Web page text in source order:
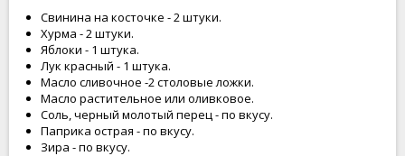
Свинина на косточке - 2 штуки.
Хурма - 2 штуки.
Яблоки - 1 штука.
Лук красный - 1 штука.
Масло сливочное -2 столовые ложки.
Масло растительное или оливковое.
Соль, черный молотый перец - по вкусу.
Паприка острая - по вкусу.
Зира - по вкусу.